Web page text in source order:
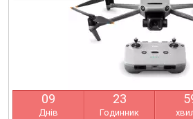
09
Днів
23
Годинник
5